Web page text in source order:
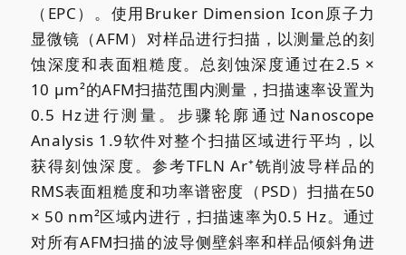
（EPC）。使用Bruker Dimension Icon原子力
显微镜（AFM）对样品进行扫描，以测量总的刻
蚀深度和表面粗糙度。总刻蚀深度通过在2.5 ×
10 μm²的AFM扫描范围内测量，扫描速率设置为
0.5 Hz进行测量。步骤轮廓通过Nanoscope
Analysis 1.9软件对整个扫描区域进行平均，以
获得刻蚀深度。参考TFLN Ar⁺铣削波导样品的
RMS表面粗糙度和功率谱密度（PSD）扫描在50
× 50 nm²区域内进行，扫描速率为0.5 Hz。通过
对所有AFM扫描的波导侧壁斜率和样品倾斜角进